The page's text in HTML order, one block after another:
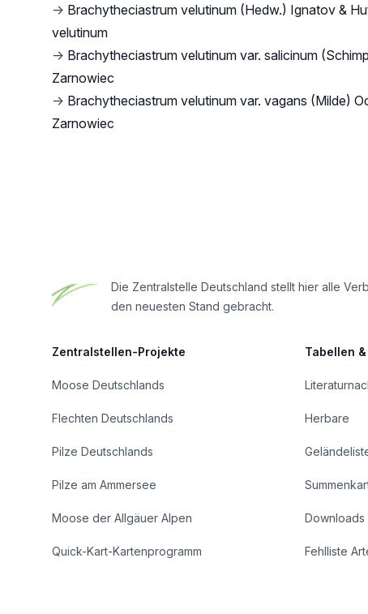
→ Brachytheciastrum velutinum (Hedw.) Ignatov &
velutinum
→ Brachytheciastrum velutinum var. salicinum
Zarnowiec
→ Brachytheciastrum velutinum var. vagans (Milde)
Zarnowiec
Die Zentralstelle Deutschland stellt hier alle
den neuesten Stand gebracht.
Zentralstellen-Projekte
Moose Deutschlands
Flechten Deutschlands
Pilze Deutschlands
Pilze am Ammersee
Moose der Allgäuer Alpen
Quick-Kart-Kartenprogramm
Tabellen
Herbare
Downloads
Fehlliste